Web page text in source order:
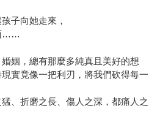
子向她走來，
……
姻，總有那麼多純真且美好的想
實竟像一把利刃，將我們砍得每一
、折磨之長、傷人之深，都痛人之